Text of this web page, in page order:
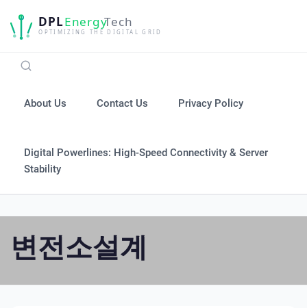
About Us Contact Us Privacy Policy
Digital Powerlines: High-Speed Connectivity & Server
Stability
변전소설계